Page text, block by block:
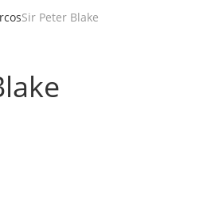
Sir Peter Blake